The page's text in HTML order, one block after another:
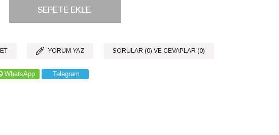
YORUM YAZ SORULAR (0) VE CEVAPLAR (0)
WhatsApp Telegram